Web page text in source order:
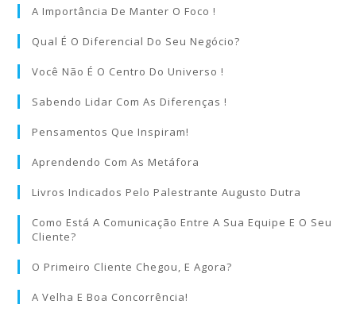
A Importância De Manter O Foco !
Qual É O Diferencial Do Seu Negócio?
Você Não É O Centro Do Universo !
Sabendo Lidar Com As Diferenças !
Pensamentos Que Inspiram!
Aprendendo Com As Metáfora
Livros Indicados Pelo Palestrante Augusto Dutra
Como Está A Comunicação Entre A Sua Equipe E O Seu
Cliente?
O Primeiro Cliente Chegou, E Agora?
A Velha E Boa Concorrência!